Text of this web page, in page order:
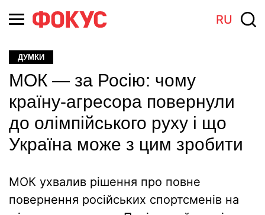
RU
ДУМКИ
МОК — за Росію: чому
країну-агресора повернули
до олімпійського руху і що
Україна може з цим зробити
МОК ухвалив рішення про повне
повернення російських спортсменів на